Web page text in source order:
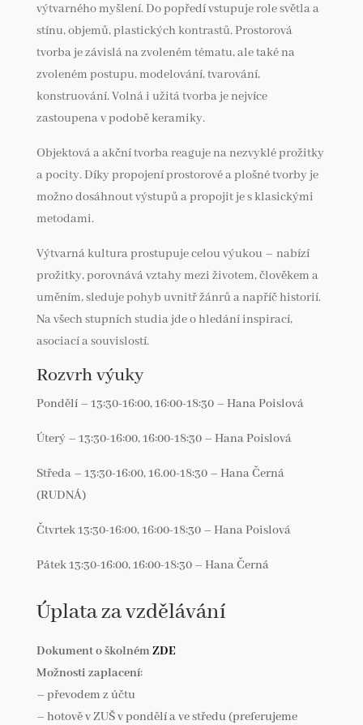
výtvarného myšlení. Do popředí vstupuje role světla a
stínu, objemů, plastických kontrastů. Prostorová
tvorba je závislá na zvoleném tématu, ale také na
zvoleném postupu, modelování, tvarování,
konstruování. Volná i užitá tvorba je nejvíce
zastoupena v podobě keramiky.
Objektová a akční tvorba reaguje na nezvyklé prožitky
a pocity. Díky propojení prostorové a plošné tvorby je
možno dosáhnout výstupů a propojit je s klasickými
metodami.
Výtvarná kultura prostupuje celou výukou – nabízí
prožitky, porovnává vztahy mezi životem, člověkem a
uměním, sleduje pohyb uvnitř žánrů a napříč historií.
Na všech stupních studia jde o hledání inspirací,
asociací a souvislostí.
Rozvrh výuky
Pondělí – 13:30-16:00, 16:00-18:30 – Hana Poislová
Úterý – 13:30-16:00, 16:00-18:30 – Hana Poislová
Středa – 13:30-16:00, 16.00-18:30 – Hana Černá
(RUDNÁ)
Čtvrtek 13:30-16:00, 16:00-18:30 – Hana Poislová
Pátek 13:30-16:00, 16:00-18:30 – Hana Černá
Úplata za vzdělávání
Dokument o školném ZDE
Možnosti zaplacení:
– převodem z účtu
– hotově v ZUŠ v pondělí a ve středu (preferujeme